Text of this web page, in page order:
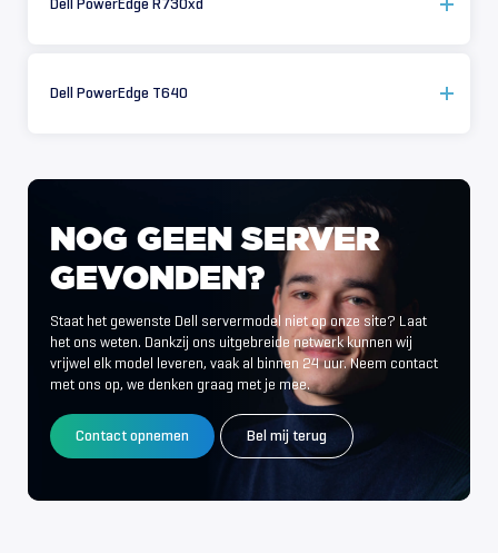
Dell PowerEdge R730xd
Dell PowerEdge T640
NOG GEEN SERVER
GEVONDEN?
Staat het gewenste Dell servermodel niet op onze site? Laat
het ons weten. Dankzij ons uitgebreide netwerk kunnen wij
vrijwel elk model leveren, vaak al binnen 24 uur. Neem contact
met ons op, we denken graag met je mee.
Contact opnemen Bel mij terug